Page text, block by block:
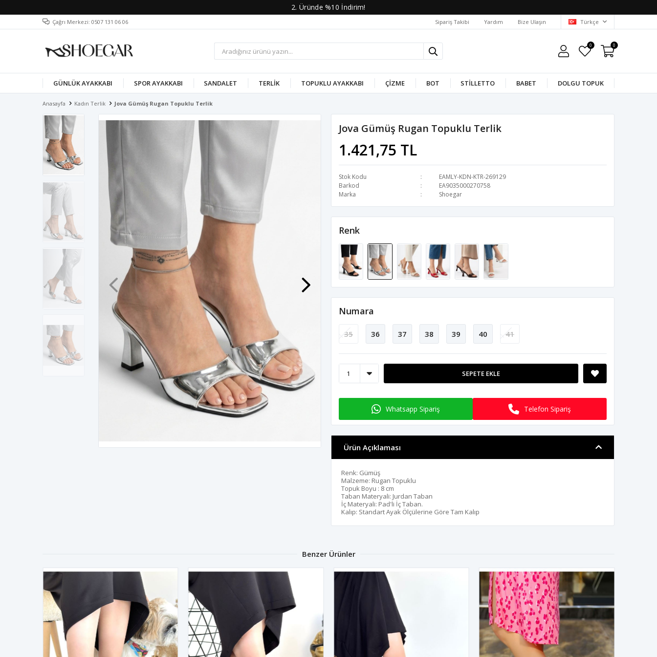
2. Üründe %10 İndirim!
Çağrı Merkezi: 0507 131 06 06 Sipariş Takibi Yardım Bize Ulaşın Türkçe
0 0
GÜNLÜK AYAKKABI SPOR AYAKKABI SANDALET TERLIK TOPUKLU AYAKKABI ÇIZME BOT STILLETTO BABET DOLGU TOPUK
Anasayfa Kadın Terlik Jova Gümüş Rugan Topuklu Terlik
Jova Gümüş Rugan Topuklu Terlik
1.421,75 TL
Stok Kodu
EAMLY-KDN-KTR-269129
Barkod
EA9035000270758
Marka
Shoegar
Renk
Numara
35 36 37 38 39 40 41
SEPETE EKLE
Whatsapp Sipariş Telefon Sipariş
Ürün Açıklaması
Renk: Gümüş
Malzeme: Rugan Topuklu
Topuk Boyu : 8 cm
Taban Materyali: Jurdan Taban
İç Materyali: Pad'li İç Taban.
Kalıp: Standart Ayak Ölçülerine Göre Tam Kalıp
Benzer Ürünler